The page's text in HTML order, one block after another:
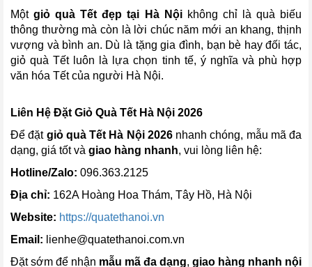
Mộtgiỏ quà Tết đẹp tại Hà Nộikhông chỉ là quà biếu
thông thường mà còn là lời chúc năm mới an khang, thịnh
vượng và bình an. Dù là tặng gia đình, bạn bè hay đối tác,
giỏ quà Tết luôn là lựa chọn tinh tế, ý nghĩa và phù hợp
văn hóa Tết của người Hà Nội.
Liên Hệ Đặt Giỏ Quà Tết Hà Nội 2026
Để đặt giỏ quà Tết Hà Nội 2026nhanh chóng, mẫu mã đa
dạng, giá tốt và giao hàng nhanh, vui lòng liên hệ:
Hotline/Zalo: 096.363.2125
Địa chỉ: 162A Hoàng Hoa Thám, Tây Hồ, Hà Nội
Website: https://quatethanoi.vn
Email: lienhe@quatethanoi.com.vn
Đặt sớm để nhận mẫu mã đa dạng, giao hàng nhanh nội